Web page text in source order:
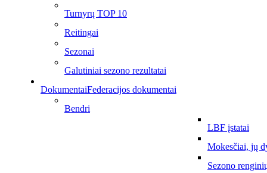
Turnyrų TOP 10
Reitingai
Sezonai
Galutiniai sezono rezultatai
DokumentaiFederacijos dokumentai
Bendri
LBF įstatai
Mokesčiai, jų
Sezono